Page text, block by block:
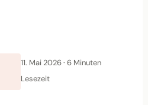
11. Mai 2026 · 6 Minuten
Lesezeit